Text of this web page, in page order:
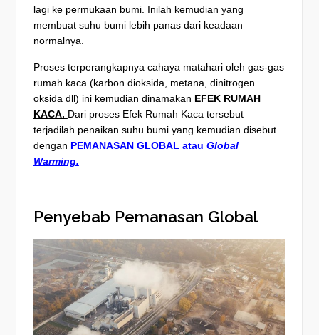
lagi ke permukaan bumi. Inilah kemudian yang
membuat suhu bumi lebih panas dari keadaan
normalnya.
Proses terperangkapnya cahaya matahari oleh gas-gas
rumah kaca (karbon dioksida, metana, dinitrogen
oksida dll) ini kemudian dinamakan EFEK RUMAH
KACA. Dari proses Efek Rumah Kaca tersebut
terjadilah penaikan suhu bumi yang kemudian disebut
dengan PEMANASAN GLOBAL atau Global
Warming.
Penyebab Pemanasan Global